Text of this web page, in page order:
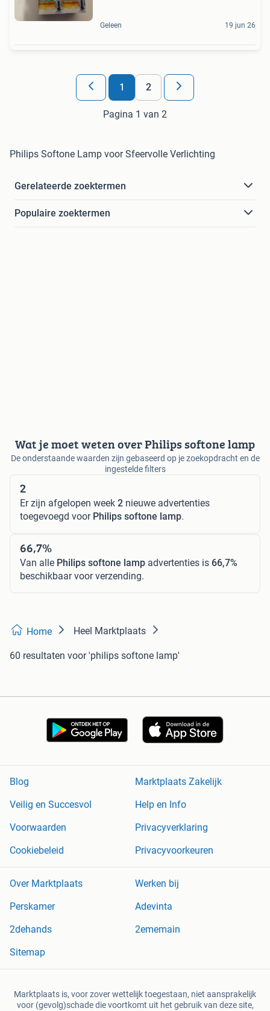
Geleen 19 jun 26
1 2
Pagina 1 van 2
Philips Softone Lamp voor Sfeervolle Verlichting
Gerelateerde zoektermen
Populaire zoektermen
Wat je moet weten over Philips softone lamp
De onderstaande waarden zijn gebaseerd op je zoekopdracht en de
ingestelde filters
2
Er zijn afgelopen week 2 nieuwe advertenties
toegevoegd voor Philips softone lamp.
66,7%
Van alle Philips softone lamp advertenties is 66,7%
beschikbaar voor verzending.
Home Heel Marktplaats
60 resultaten voor 'philips softone lamp'
Blog
Marktplaats Zakelijk
Veilig en Succesvol
Help en Info
Voorwaarden
Privacyverklaring
Cookiebeleid
Privacyvoorkeuren
Over Marktplaats
Werken bij
Perskamer
Adevinta
2dehands
2ememain
Sitemap
Marktplaats is, voor zover wettelijk toegestaan, niet aansprakelijk
voor (gevolg)schade die voortkomt uit het gebruik van deze site,